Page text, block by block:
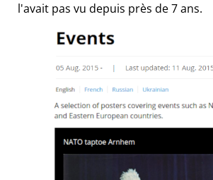
l'avait pas vu depuis près de 7 ans.